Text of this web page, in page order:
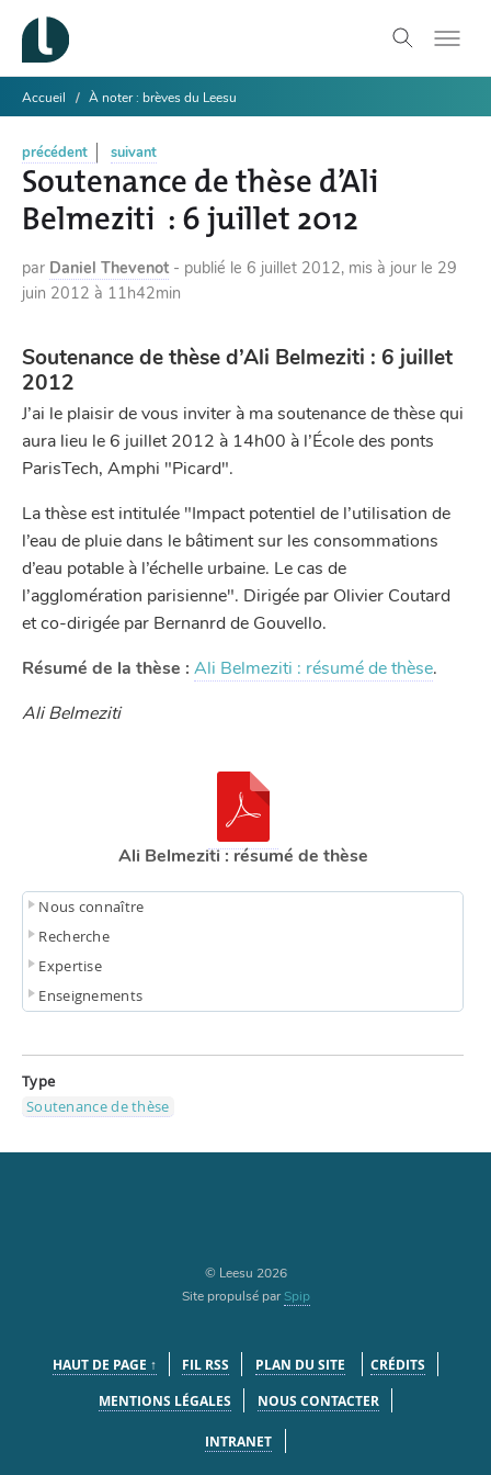
Accueil À noter : brèves du Leesu
précédent suivant
Soutenance de thèse d’Ali
Belmeziti : 6 juillet 2012
par Daniel Thevenot - publié le 6 juillet 2012, mis à jour le 29
juin 2012 à 11h42min
Soutenance de thèse d’Ali Belmeziti : 6 juillet
2012
J’ai le plaisir de vous inviter à ma soutenance de thèse qui
aura lieu le 6 juillet 2012 à 14h00 à l’École des ponts
ParisTech, Amphi "Picard".
La thèse est intitulée "Impact potentiel de l’utilisation de
l’eau de pluie dans le bâtiment sur les consommations
d’eau potable à l’échelle urbaine. Le cas de
l’agglomération parisienne". Dirigée par Olivier Coutard
et co-dirigée par Bernanrd de Gouvello.
Résumé de la thèse : Ali Belmeziti : résumé de thèse.
Ali Belmeziti
Ali Belmeziti : résumé de thèse
Nous connaître
Recherche
Expertise
Enseignements
Type
Soutenance de thèse
© Leesu 2026
Site propulsé parSpip
HAUT DE PAGE ↑ FIL RSS PLAN DU SITE
CRÉDITS
MENTIONS LÉGALES
NOUS CONTACTER
INTRANET